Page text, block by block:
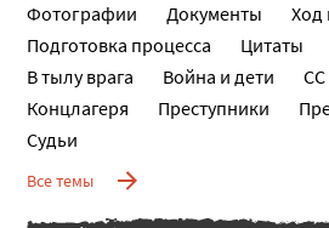
Фотографии
Документы
Ход
Подготовка процесса
Цитаты
В тылу врага
Война и дети СС
Концлагеря
Преступники
Судьи
Все темы